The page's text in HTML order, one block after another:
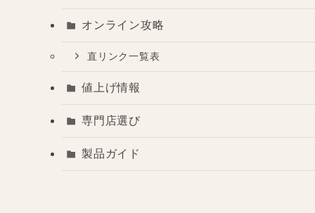
オンライン攻略
直リンク一覧表
値上げ情報
専門店選び
製品ガイド